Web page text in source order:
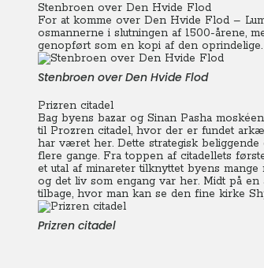
Stenbroen over Den Hvide Flod
For at komme over Den Hvide Flod –
osmannerne i slutningen af 1500-årene,
genopført som en kopi af den oprindelige.
Stenbroen over Den Hvide Flod
Prizren citadel
Bag byens bazar og Sinan Pasha
til Prozren citadel, hvor der er fundet
har været her. Dette strategisk
flere gange. Fra toppen af citadellets
et utal af minareter tilknyttet byens
og det liv som engang var her. Midt på
tilbage, hvor man kan se den fine kirke
Prizren citadel